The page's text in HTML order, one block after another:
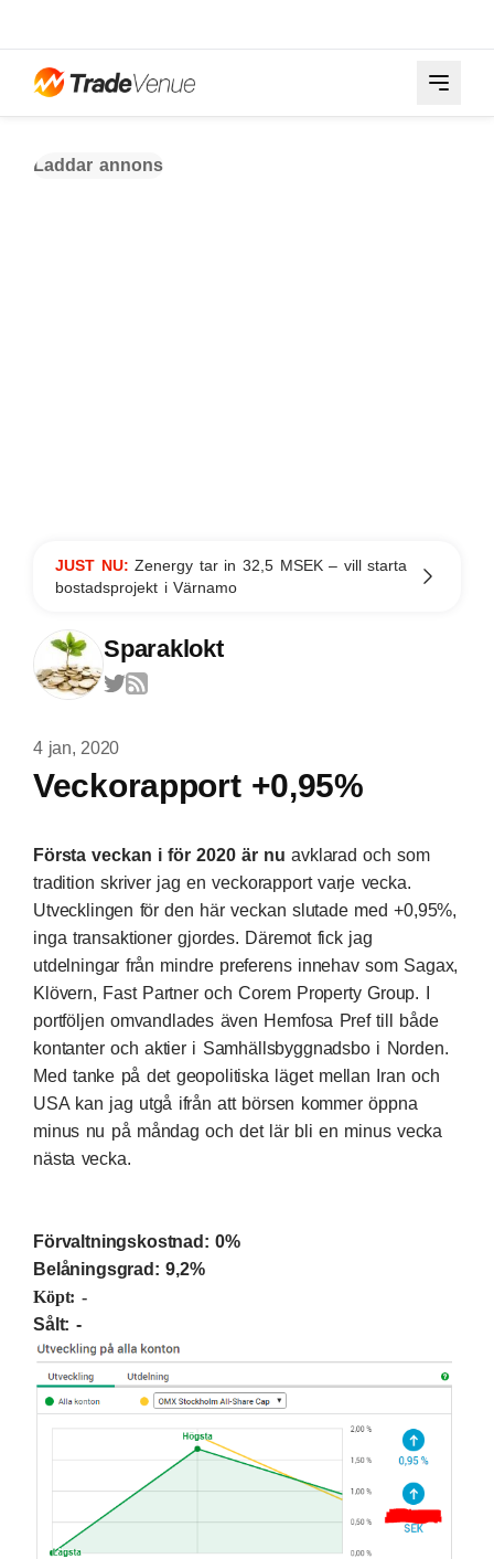
Laddar annons
JUST NU:Zenergy tar in 32,5 MSEK – vill starta
bostadsprojekt i Värnamo
Sparaklokt
4 jan, 2020
Veckorapport +0,95%
Första veckan i för 2020 är nu avklarad och som
tradition skriver jag en veckorapport varje vecka.
Utvecklingen för den här veckan slutade med +0,95%,
inga transaktioner gjordes. Däremot fick jag
utdelningar från mindre preferens innehav som Sagax,
Klövern, Fast Partner och Corem Property Group. I
portföljen omvandlades även Hemfosa Pref till både
kontanter och aktier i Samhällsbyggnadsbo i Norden.
Med tanke på det geopolitiska läget mellan Iran och
USA kan jag utgå ifrån att börsen kommer öppna
minus nu på måndag och det lär bli en minus vecka
nästa vecka.
Förvaltningskostnad: 0%
Belåningsgrad: 9,2%
Köpt: -
Sålt: -